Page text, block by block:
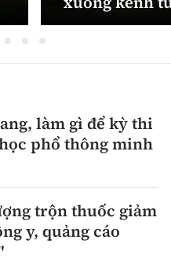
làm gì để kỳ thi
phổ thông minh
trộn thuốc giảm
y, quảng cáo